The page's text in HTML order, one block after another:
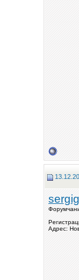
Адрес: